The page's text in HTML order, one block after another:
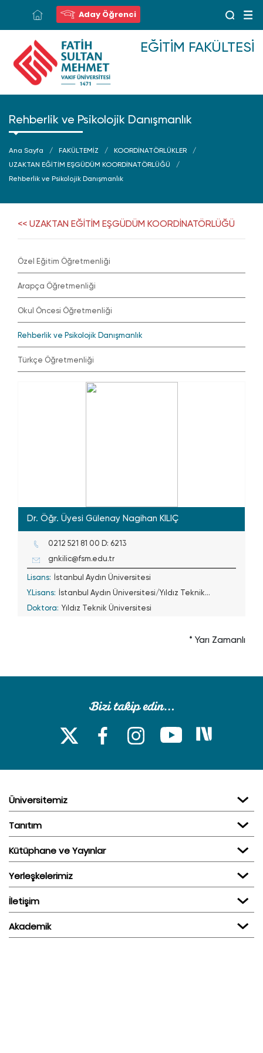
Aday Öğrenci
EĞITIM FAKÜLTESI
Rehberlik ve Psikolojik Danışmanlık
Ana Sayfa FAKÜLTEMİZ
KOORDİNATÖRLÜKLER
UZAKTAN EĞİTİM EŞGÜDÜM KOORDİNATÖRLÜĞÜ
Rehberlik ve Psikolojik Danışmanlık
<< UZAKTAN EĞİTİM EŞGÜDÜM KOORDİNATÖRLÜĞÜ
Özel Eğitim Öğretmenliği
Arapça Öğretmenliği
Okul Öncesi Öğretmenliği
Rehberlik ve Psikolojik Danışmanlık
Türkçe Öğretmenliği
Dr. Öğr. Üyesi Gülenay Nagihan KILIÇ
0212 521 81 00 D: 6213
gnkilic@fsm.edu.tr
Lisans: İstanbul Aydın Üniversitesi
Y.Lisans: İstanbul Aydın Üniversitesi/Yıldız Teknik
Üniversitesi
Doktora: Yıldız Teknik Üniversitesi
* Yarı Zamanlı
Üniversitemiz
Tanıtım
Kütüphane ve Yayınlar
Yerleşkelerimiz
İletişim
Akademik